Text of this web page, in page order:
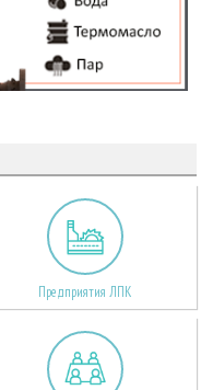
Предприятия ЛПК